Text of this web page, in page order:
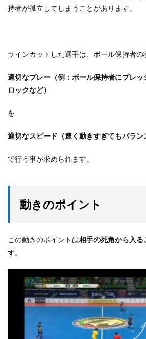
持者が孤立してしまうことがあります。
ラインカットした選手は、ボール保持者の
適切なプレー（例：ボール保持者にプレ
ロックなど）
を
適切なスピード（速く動きすぎてもバラン
で行う事が求められます。
動きのポイント
この動きのポイントは相手の死角から入る
す。